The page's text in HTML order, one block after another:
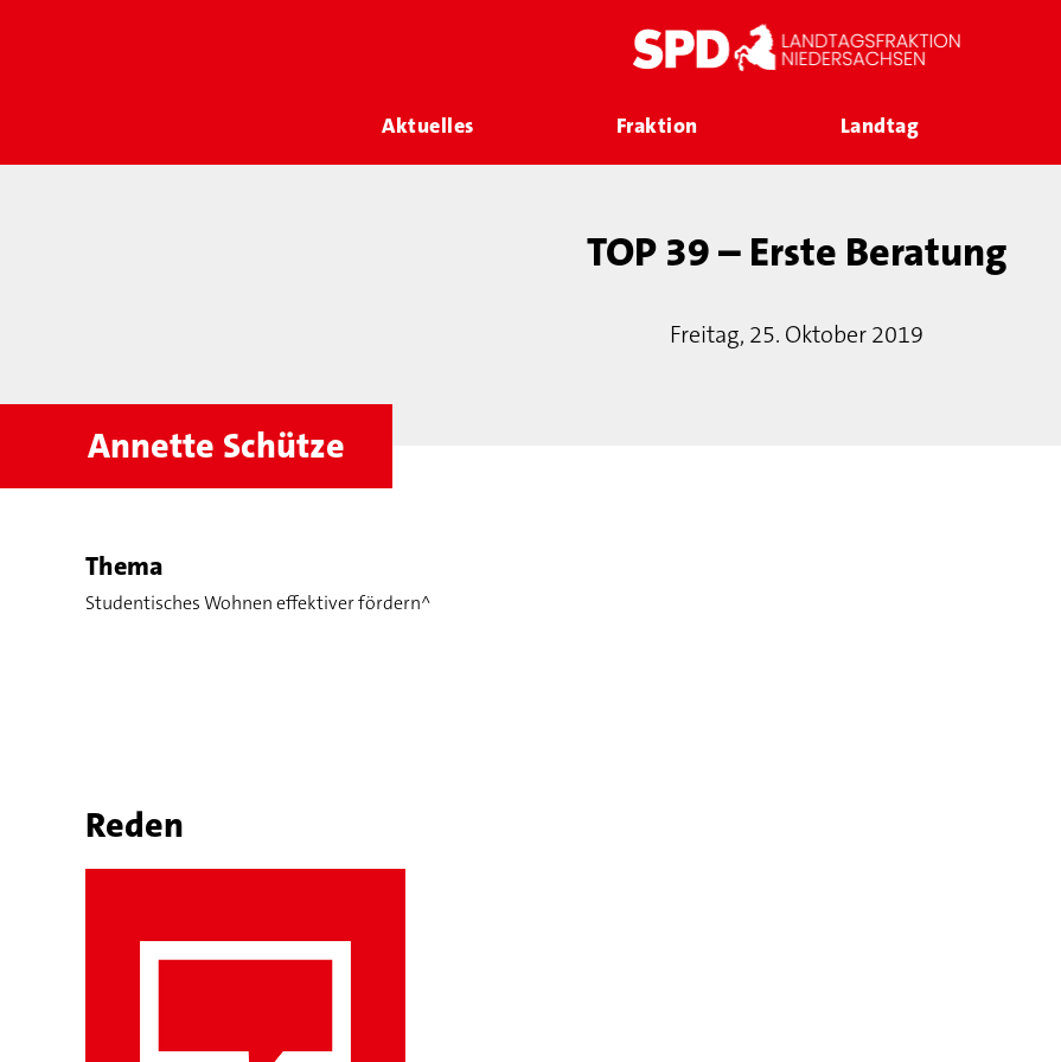
Aktuelles Fraktion Landtag
TOP 39 – Erste Beratung
Freitag, 25. Oktober 2019
Annette Schütze
Thema
Studentisches Wohnen effektiver fördern^
Reden